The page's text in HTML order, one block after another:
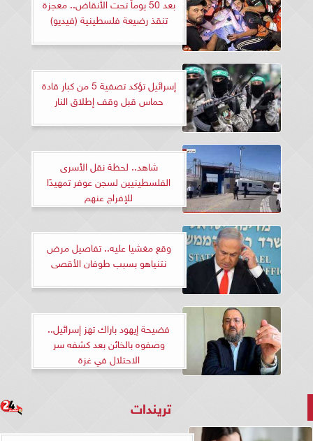
تنقذ رضيعة فلسطينية (فيديو)
إسرائيل تؤكد تصفية 5 من كبار قادة
حماس قبل وقف إطلاق النار
شاهد.. لحظة نقل الأسرى
الفلسطينيين لسجن عوفر تمهيدًا
للإفراج عنهم
وقع مغشيا عليه.. تفاصيل مرض
نتنياهو بسبب طوفان الأقصى
فضيحة إيهود باراك تهز إسرائيل..
وصفوه بالخائن بعد كشفه سر
الاحتلال في غزة
تريندات